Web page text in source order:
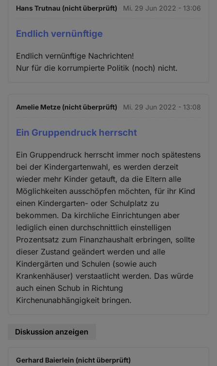
Hans Trutnau (nicht überprüft) Mi. 29 Jun 2022 - 13:06
Endlich vernünftige
Endlich vernünftige Nachrichten!
Nur für die korrumpierte Politik (noch) nicht.
Amelie Metze (nicht überprüft) Mi. 29 Jun 2022 - 13:08
Ein Gruppendruck herrscht
Ein Gruppendruck herrscht immer noch spätestens
bei der Kindergartenwahl, es werden derzeit
wieder mehr Kinder getauft, da die Eltern alle
Möglichkeiten ausschöpfen möchten, für ihr Kind
einen Kindergarten- oder Schulplatz zu
bekommen. Da kirchliche Einrichtungen aber
lediglich einen durchschnittlich einstelligen
Prozentsatz zum Finanzhaushalt erbringen, sollte
dieser Zustand geändert werden und alle
Kindergärten und Schulen (sowie auch
Krankenhäuser) verstaatlicht werden. Das würde
auch einen Schub in Richtung
Kirchenunabhängigkeit bringen.
Diskussion anzeigen
Gerhard Baierlein (nicht überprüft)